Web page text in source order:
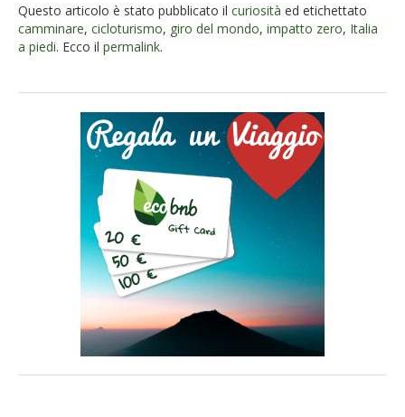
Questo articolo è stato pubblicato il curiosità ed etichettato
camminare, cicloturismo, giro del mondo, impatto zero, Italia
a piedi. Ecco il permalink.